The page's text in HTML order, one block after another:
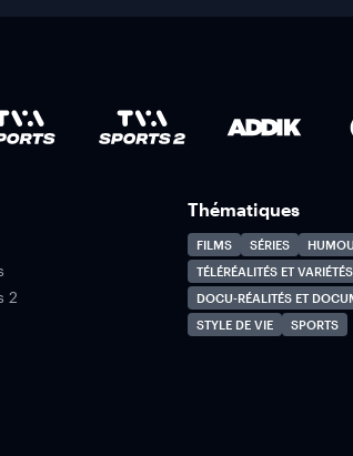
2
Thématiques
FILMS SÉRIES
TÉLÉRÉALITÉS ET VARIÉTÉS
DOCU-RÉALITÉS ET
STYLE DE VIE
SPORTS